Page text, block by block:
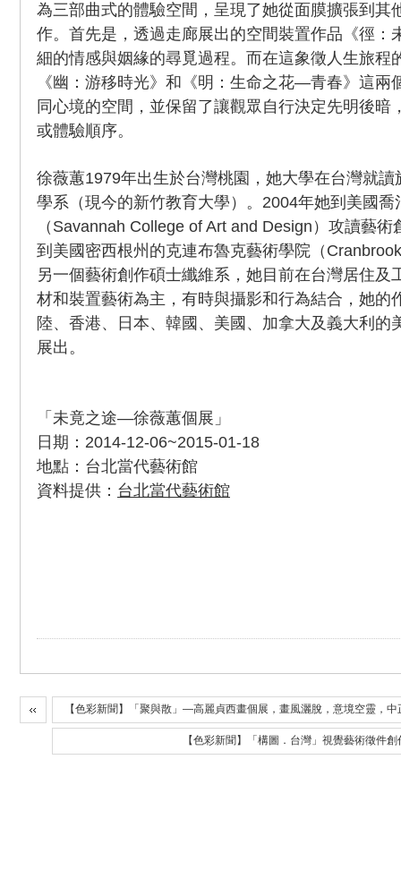
為三部曲式的體驗空間，呈現了她從面膜擴張到其
作。首先是，透過走廊展出的空間裝置作品《徑：
細的情感與姻緣的尋覓過程。而在這象徵人生旅程
《幽：游移時光》和《明：生命之花—青春》這兩
同心境的空間，並保留了讓觀眾自行決定先明後暗
或體驗順序。
徐薇蕙1979年出生於台灣桃園，她大學在台灣就
學系（現今的新竹教育大學）。2004年她到美國
（Savannah College of Art and Design）攻讀藝
到美國密西根州的克連布魯克藝術學院（
另一個藝術創作碩士纖維系，她目前在台灣居住及
材和裝置藝術為主，有時與攝影和行為結合，她的
陸、香港、日本、韓國、美國、加拿大及義大利的
展出。
「未竟之途—徐薇蕙個展」
日期：2014-12-06~2015-01-18
地點：台北當代藝術館
資料提供： 台北當代藝術館
【色彩新聞】「聚與散」—高麗貞西畫個展，畫風灑脫，意境空靈，
【色彩新聞】「構圖．台灣」視覺藝術徵件